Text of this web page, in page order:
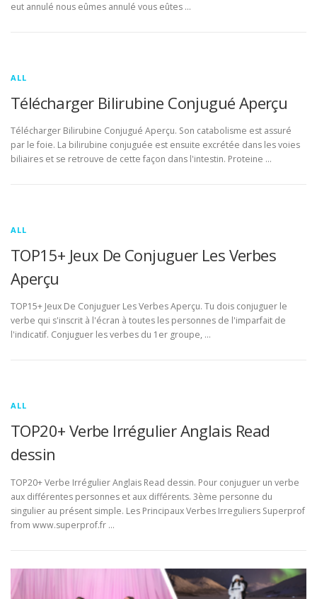
eut annulé nous eûmes annulé vous eûtes …
ALL
Télécharger Bilirubine Conjugué Aperçu
Télécharger Bilirubine Conjugué Aperçu. Son catabolisme est assuré
par le foie. La bilirubine conjuguée est ensuite excrétée dans les voies
biliaires et se retrouve de cette façon dans l'intestin. Proteine …
ALL
TOP15+ Jeux De Conjuguer Les Verbes
Aperçu
TOP15+ Jeux De Conjuguer Les Verbes Aperçu. Tu dois conjuguer le
verbe qui s'inscrit à l'écran à toutes les personnes de l'imparfait de
l'indicatif. Conjuguer les verbes du 1er groupe, …
ALL
TOP20+ Verbe Irrégulier Anglais Read
dessin
TOP20+ Verbe Irrégulier Anglais Read dessin. Pour conjuguer un verbe
aux différentes personnes et aux différents. 3ème personne du
singulier au présent simple. Les Principaux Verbes Irreguliers Superprof
from www.superprof.fr …